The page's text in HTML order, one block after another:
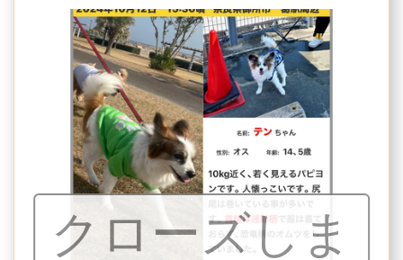
クローズしま